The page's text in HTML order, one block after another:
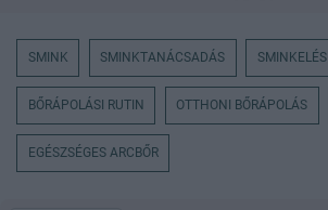
SMINK SMINKTANÁCSADÁS SMINKELÉS
BŐRÁPOLÁSI RUTIN OTTHONI BŐRÁPOLÁS
EGÉSZSÉGES ARCBŐR